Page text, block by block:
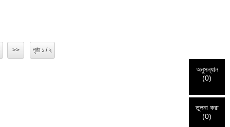
>> পৃষ্ঠা ১ / ২
অনুসন্ধান
(0)
তুলনা করা
(0)